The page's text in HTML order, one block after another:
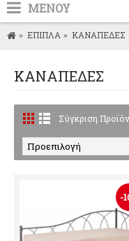
ΜΕΝΟΥ
ΕΠΙΠΛΑ ΚΑΝΑΠΕΔΕΣ
ΚΑΝΑΠΕΔΕΣ
Σύγκριση
-